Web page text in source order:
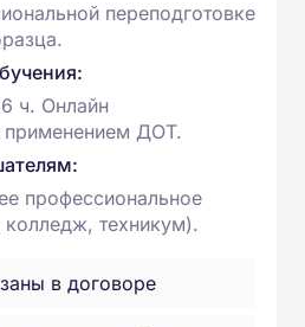
переподготовке
ч. Онлайн
применением ДОТ.
профессиональное
техникум).
в договоре